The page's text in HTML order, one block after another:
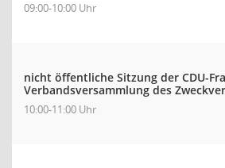
09:00-10:00 Uhr
nicht öffentliche Sitzung der CDU-
Verbandsversammlung des
10:00-11:00 Uhr